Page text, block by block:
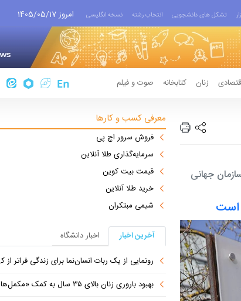
تشکل های دانشجویی انتخاب رشته نسخه انگلیسی امروز 1405/05/17
زنان کتابخانه صوت و فیلم
جهانی
است
معرفی کسب و کارها
فروش سرور اچ پی
سرمایه‌گذاری طلا آنلاین
قیمت بیت کوین
خرید طلا آنلاین
شیمی مبتکران
آخرین اخبار
اخبار دانشگاه
رونمایی از یک ربات انسان‌نما برای زندگی فراتر از کارخانه
بهبود باروری زنان بالای ۳۵ سال به کمک «مکمل‌های باکتریایی»